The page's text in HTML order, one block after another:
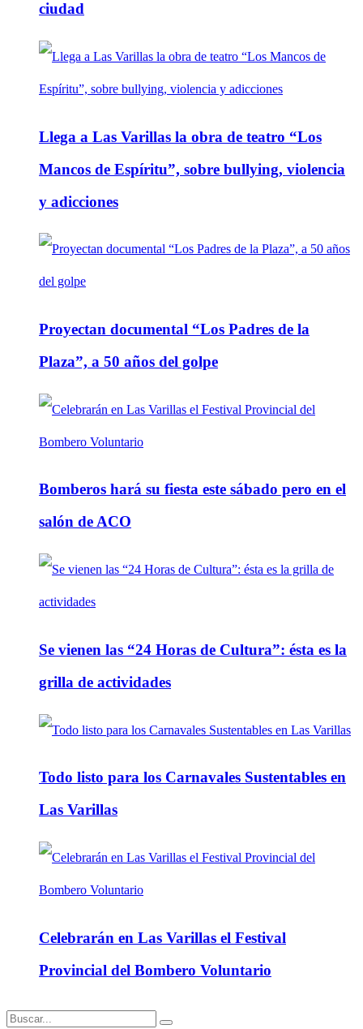
ciudad
Llega a Las Varillas la obra de teatro “Los
Mancos de Espíritu”, sobre bullying, violencia
y adicciones
Proyectan documental “Los Padres de la
Plaza”, a 50 años del golpe
Bomberos hará su fiesta este sábado pero en el
salón de ACO
Se vienen las “24 Horas de Cultura”: ésta es la
grilla de actividades
Todo listo para los Carnavales Sustentables en
Las Varillas
Celebrarán en Las Varillas el Festival
Provincial del Bombero Voluntario